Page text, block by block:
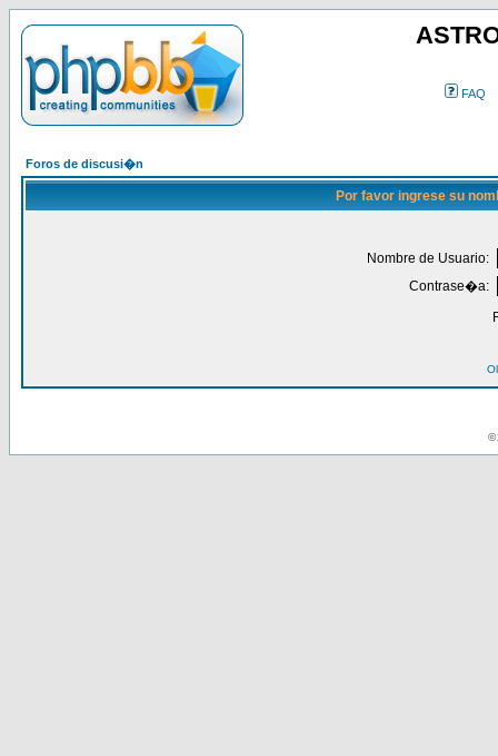
FAQ
Foros de discusi�n
Por favor ingrese su
Nombre de Usuario:
Contrase�a:
©